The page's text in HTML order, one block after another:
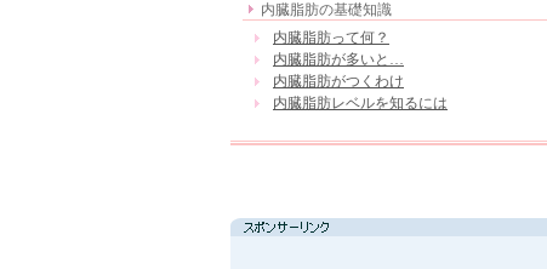
内臓脂肪の基礎知識
内臓脂肪って何？
内臓脂肪が多いと…
内臓脂肪がつくわけ
内臓脂肪レベルを知るには